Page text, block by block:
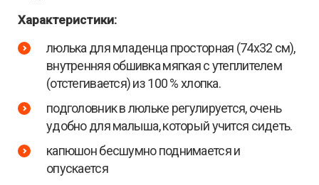
Характеристики:
люлька для младенца просторная (74х32 см),
внутренняя обшивка мягкая с утеплителем
(отстегивается) из 100 % хлопка.
подголовник в люльке регулируется, очень
удобно для малыша, который учится сидеть.
капюшон бесшумно поднимается и
опускается